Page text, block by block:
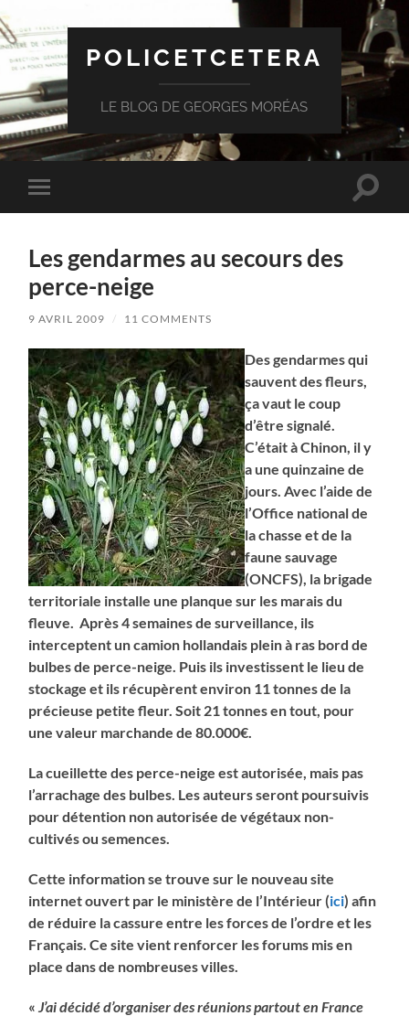
POLICETCETERA
LE BLOG DE GEORGES MORÉAS
Toggle
mobile
Toggle
Les gendarmes au secours des
perce-neige
9 AVRIL 2009 / 11 COMMENTS
Des gendarmes qui
sauvent des fleurs,
ça vaut le coup
d’être signalé.
C’était à Chinon, il y
a une quinzaine de
jours. Avec l’aide de
l’Office national de
la chasse et de la
faune sauvage
(ONCFS), la brigade
territoriale installe une planque sur les marais du
fleuve. Après 4 semaines de surveillance, ils
interceptent un camion hollandais plein à ras bord de
bulbes de perce-neige. Puis ils investissent le lieu de
stockage et ils récupèrent environ 11 tonnes de la
précieuse petite fleur. Soit 21 tonnes en tout, pour
une valeur marchande de 80.000€.
La cueillette des perce-neige est autorisée, mais pas
l’arrachage des bulbes. Les auteurs seront poursuivis
pour détention non autorisée de végétaux non-
cultivés ou semences.
Cette information se trouve sur le nouveau site
internet ouvert par le ministère de l’Intérieur (ici) afin
de réduire la cassure entre les forces de l’ordre et les
Français. Ce site vient renforcer les forums mis en
place dans de nombreuses villes.
« J’ai décidé d’organiser des réunions partout en France